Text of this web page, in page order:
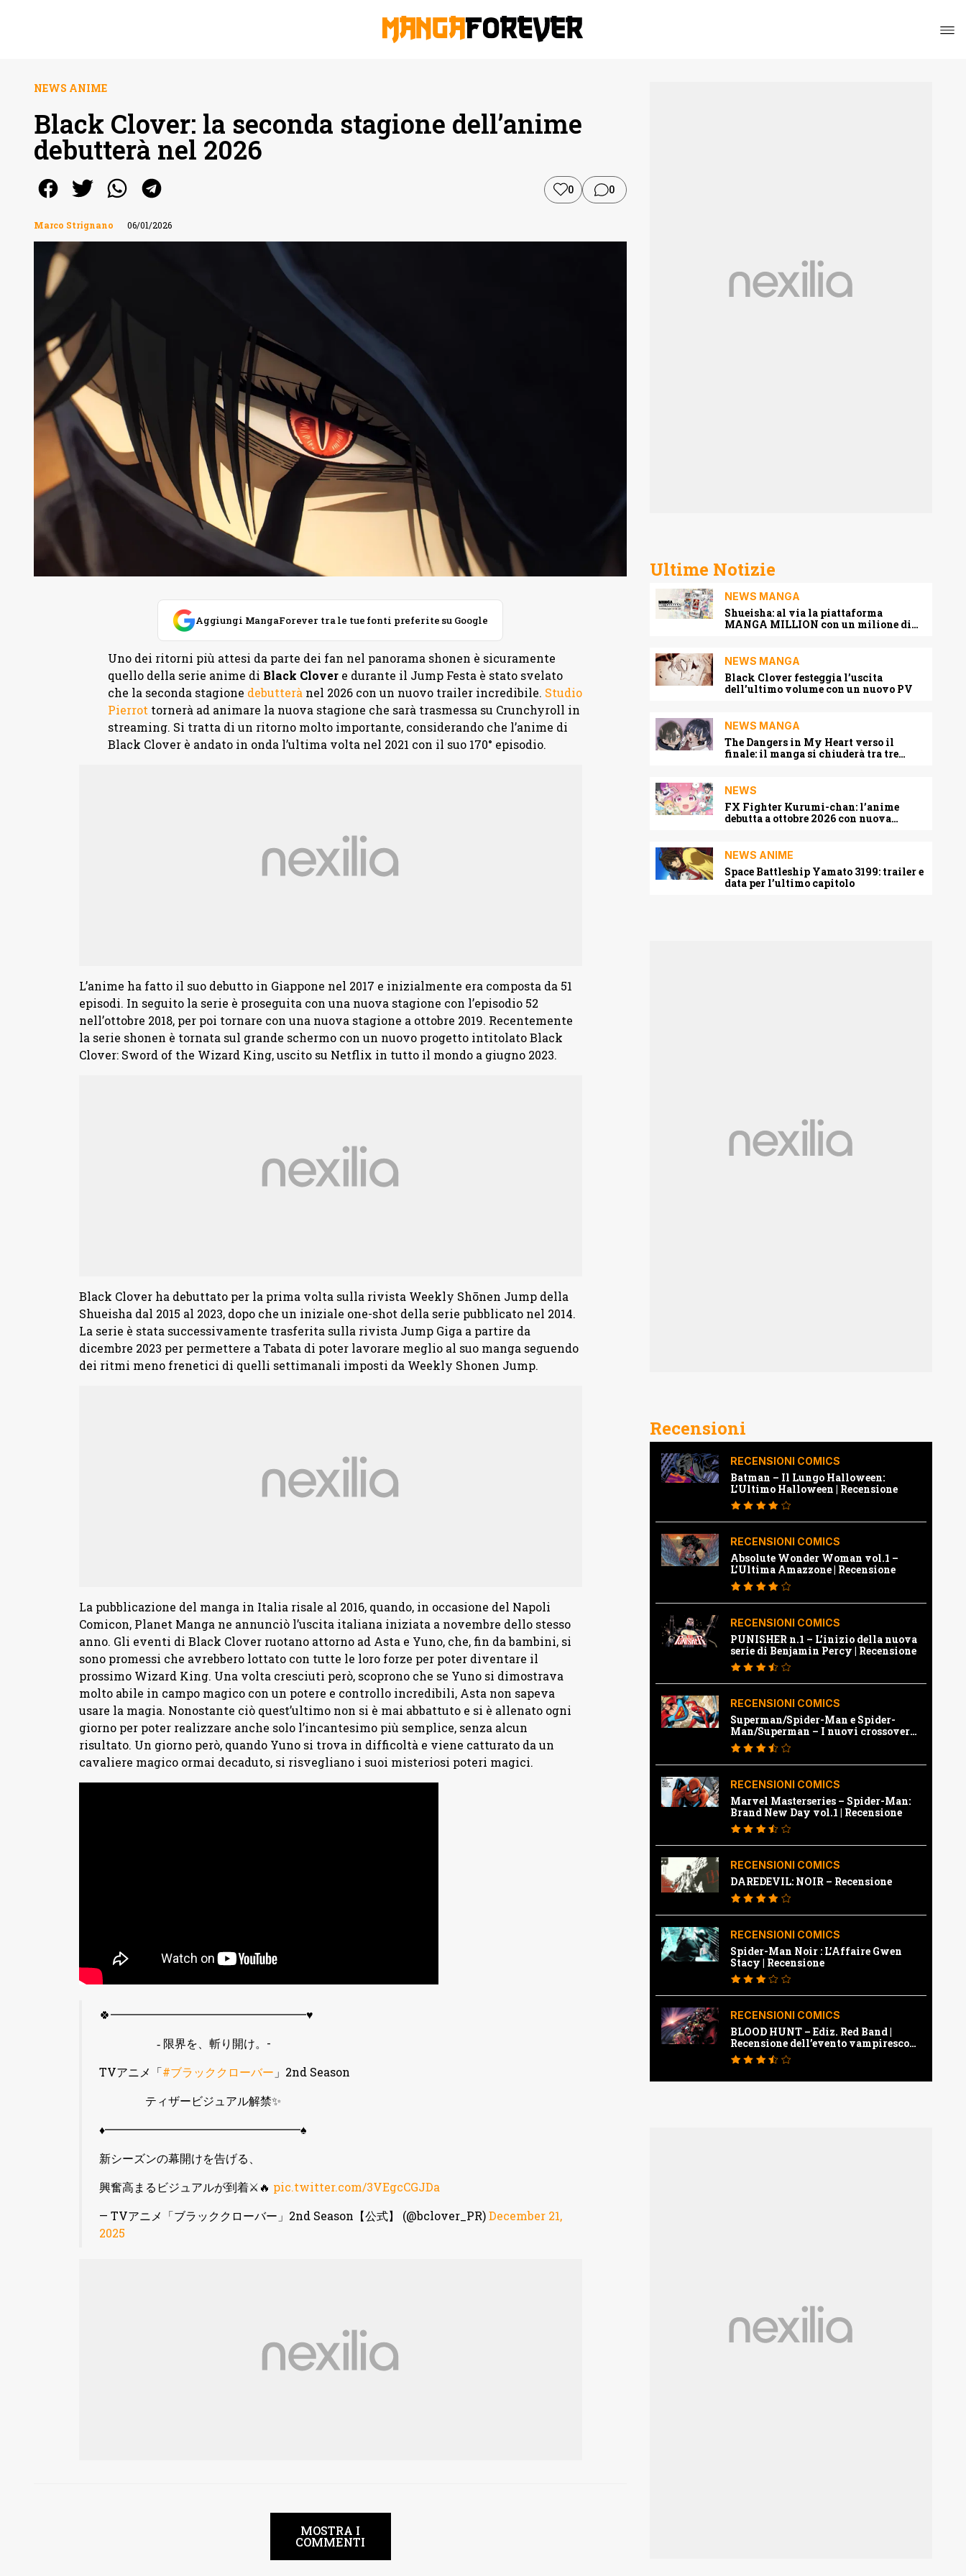
NEWS ANIME
Black Clover: la seconda stagione dell’anime
debutterà nel 2026
0 0
Marco Strignano 06/01/2026
Aggiungi MangaForever tra le tue fonti preferite su Google
Uno dei ritorni più attesi da parte dei fan nel panorama shonen è sicuramente
quello della serie anime di Black Clovere durante il Jump Festa è stato svelato
che la seconda stagione debutterà nel 2026 con un nuovo trailer incredibile. Studio
Pierrot tornerà ad animare la nuova stagione che sarà trasmessa su Crunchyroll in
streaming. Si tratta di un ritorno molto importante, considerando che l’anime di
Black Clover è andato in onda l’ultima volta nel 2021 con il suo 170° episodio.
L’anime ha fatto il suo debutto in Giappone nel 2017 e inizialmente era composta da 51
episodi. In seguito la serie è proseguita con una nuova stagione con l’episodio 52
nell’ottobre 2018, per poi tornare con una nuova stagione a ottobre 2019. Recentemente
la serie shonen è tornata sul grande schermo con un nuovo progetto intitolato Black
Clover: Sword of the Wizard King, uscito su Netflix in tutto il mondo a giugno 2023.
Black Clover ha debuttato per la prima volta sulla rivista Weekly Shōnen Jump della
Shueisha dal 2015 al 2023, dopo che un iniziale one-shot della serie pubblicato nel 2014.
La serie è stata successivamente trasferita sulla rivista Jump Giga a partire da
dicembre 2023 per permettere a Tabata di poter lavorare meglio al suo manga seguendo
dei ritmi meno frenetici di quelli settimanali imposti da Weekly Shonen Jump.
La pubblicazione del manga in Italia risale al 2016, quando, in occasione del Napoli
Comicon, Planet Manga ne annunciò l’uscita italiana iniziata a novembre dello stesso
anno. Gli eventi di Black Clover ruotano attorno ad Asta e Yuno, che, fin da bambini, si
sono promessi che avrebbero lottato con tutte le loro forze per poter diventare il
prossimo Wizard King. Una volta cresciuti però, scoprono che se Yuno si dimostrava
molto abile in campo magico con un potere e controllo incredibili, Asta non sapeva
usare la magia. Nonostante ciò quest’ultimo non si è mai abbattuto e si è allenato ogni
giorno per poter realizzare anche solo l’incantesimo più semplice, senza alcun
risultato. Un giorno però, quando Yuno si trova in difficoltà e viene catturato da un
cavaliere magico ormai decaduto, si risvegliano i suoi misteriosi poteri magici.
︎🍀━━━━━━━━━━━━━━━━━♥
‐ 限界を、斬り開け。-
TVアニメ「#ブラッククローバー 」2nd Season
ティザービジュアル解禁✨
♦━━━━━━━━━━━━━━━━━♠
新シーズンの幕開けを告げる、
興奮高まるビジュアルが到着⚔🔥 pic.twitter.com/3VEgcCGJDa
— TVアニメ「ブラッククローバー」2nd Season【公式】 (@bclover_PR)December 21,
2025
MOSTRA I
COMMENTI
Ultime Notizie
NEWS MANGA
Shueisha: al via la piattaforma
MANGA MILLION con un milione di
NEWS MANGA
Black Clover festeggia l’uscita
dell’ultimo volume con un nuovo PV
NEWS MANGA
The Dangers in My Heart verso il
finale: il manga si chiuderà tra tre
NEWS
FX Fighter Kurumi-chan: l’anime
debutta a ottobre 2026 con nuova
NEWS ANIME
Space Battleship Yamato 3199: trailer e
data per l’ultimo capitolo
Recensioni
RECENSIONI COMICS
Batman – Il Lungo Halloween:
L’Ultimo Halloween | Recensione
RECENSIONI COMICS
Absolute Wonder Woman vol.1 –
L’Ultima Amazzone | Recensione
RECENSIONI COMICS
PUNISHER n.1 – L’inizio della nuova
serie di Benjamin Percy | Recensione
RECENSIONI COMICS
Superman/Spider-Man e Spider-
Man/Superman – I nuovi crossover
Marvel e Dc | Recensione
RECENSIONI COMICS
Marvel Masterseries – Spider-Man:
Brand New Day vol.1 | Recensione
RECENSIONI COMICS
DAREDEVIL: NOIR – Recensione
RECENSIONI COMICS
Spider-Man Noir : L’Affaire Gwen
Stacy | Recensione
RECENSIONI COMICS
BLOOD HUNT – Ediz. Red Band |
Recensione dell’evento vampiresco
della Marvel